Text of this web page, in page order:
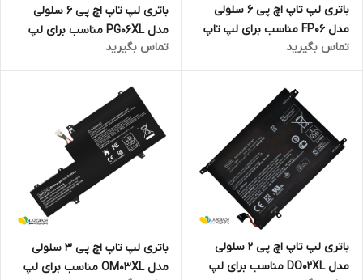
باتری لپ تاپ اچ پی 6 سلولی
مدل FP06 مناسب برای لپ تاپ
ProBook 450 G1
تماس بگیرید
باتری لپ تاپ اچ پی 6 سلولی
مدل PG06XL مناسب برای لپ
تاپ Omen 15-DH
تماس بگیرید
باتری لپ تاپ اچ پی 2 سلولی
مدل DO02XL مناسب برای لپ
باتری لپ تاپ اچ پی 3 سلولی
مدل OM03XL مناسب برای لپ